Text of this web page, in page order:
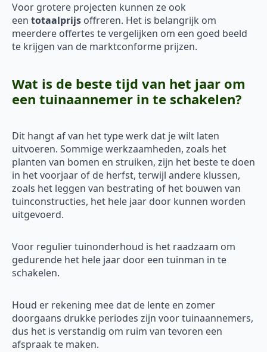
Voor grotere projecten kunnen ze ook
een totaalprijs offreren. Het is belangrijk om
meerdere offertes te vergelijken om een goed beeld
te krijgen van de marktconforme prijzen.
Wat is de beste tijd van het jaar om
een tuinaannemer in te schakelen?
Dit hangt af van het type werk dat je wilt laten
uitvoeren. Sommige werkzaamheden, zoals het
planten van bomen en struiken, zijn het beste te doen
in het voorjaar of de herfst, terwijl andere klussen,
zoals het leggen van bestrating of het bouwen van
tuinconstructies, het hele jaar door kunnen worden
uitgevoerd.
Voor regulier tuinonderhoud is het raadzaam om
gedurende het hele jaar door een tuinman in te
schakelen.
Houd er rekening mee dat de lente en zomer
doorgaans drukke periodes zijn voor tuinaannemers,
dus het is verstandig om ruim van tevoren een
afspraak te maken.